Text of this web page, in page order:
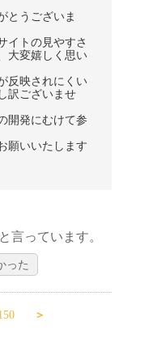
とうございま
イトの見やすさ
大変嬉しく思い
反映されにくい
訳ございませ
開発にむけて参
願いいたします
言っています。
った
＞